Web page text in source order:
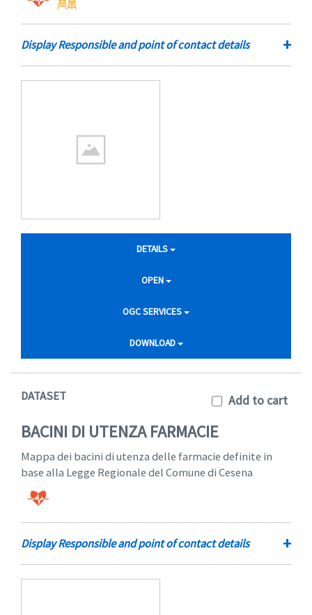
Display Responsible and point of contact details +
DETAILS
OPEN
OGC SERVICES
DOWNLOAD
DATASET Add to cart
BACINI DI UTENZA FARMACIE
Mappa dei bacini di utenza delle farmacie definite in
base alla Legge Regionale del Comune di Cesena
Display Responsible and point of contact details +